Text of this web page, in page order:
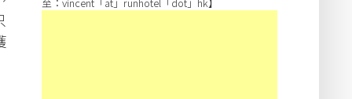
至：vincent「at」runhotel「dot」hk】